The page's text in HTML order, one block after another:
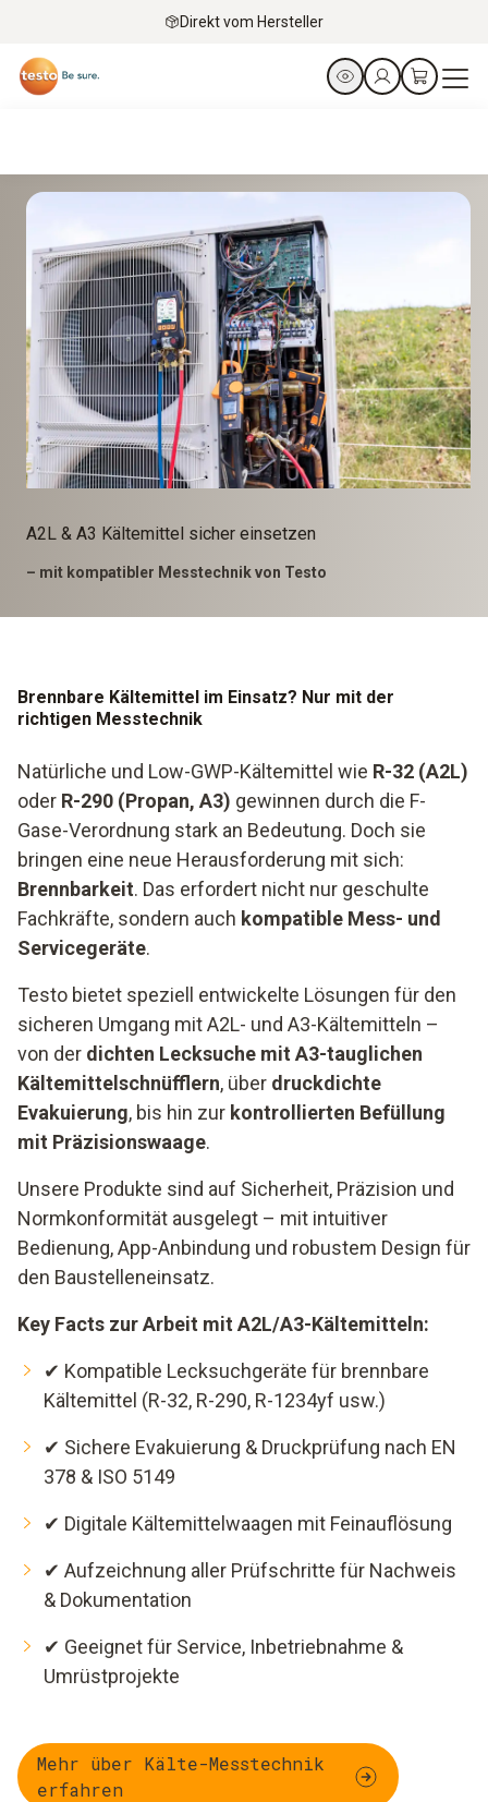
Direkt vom Hersteller
A2L & A3 Kältemittel sicher einsetzen
– mit kompatibler Messtechnik von Testo
Brennbare Kältemittel im Einsatz? Nur mit der
richtigen Messtechnik
Natürliche und Low-GWP-Kältemittel wie R-32 (A2L)
oder R-290 (Propan, A3) gewinnen durch die F-
Gase-Verordnung stark an Bedeutung. Doch sie
bringen eine neue Herausforderung mit sich:
Brennbarkeit. Das erfordert nicht nur geschulte
Fachkräfte, sondern auch kompatible Mess- und
Servicegeräte.
Testo bietet speziell entwickelte Lösungen für den
sicheren Umgang mit A2L- und A3-Kältemitteln –
von der dichten Lecksuche mit A3-tauglichen
Kältemittelschnüfflern, über druckdichte
Evakuierung, bis hin zur kontrollierten Befüllung
mit Präzisionswaage.
Unsere Produkte sind auf Sicherheit, Präzision und
Normkonformität ausgelegt – mit intuitiver
Bedienung, App-Anbindung und robustem Design für
den Baustelleneinsatz.
Key Facts zur Arbeit mit A2L/A3-Kältemitteln:
✔ Kompatible Lecksuchgeräte für brennbare
Kältemittel (R-32, R-290, R-1234yf usw.)
✔ Sichere Evakuierung & Druckprüfung nach EN
378 & ISO 5149
✔ Digitale Kältemittelwaagen mit Feinauflösung
✔ Aufzeichnung aller Prüfschritte für Nachweis
& Dokumentation
✔ Geeignet für Service, Inbetriebnahme &
Umrüstprojekte
Mehr über Kälte-Messtechnik
erfahren